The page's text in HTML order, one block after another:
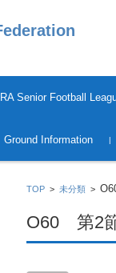
Senior Football
ついて
Schedule &Result
Information &
Ground Information
TOP >未分類 >
O60 第2